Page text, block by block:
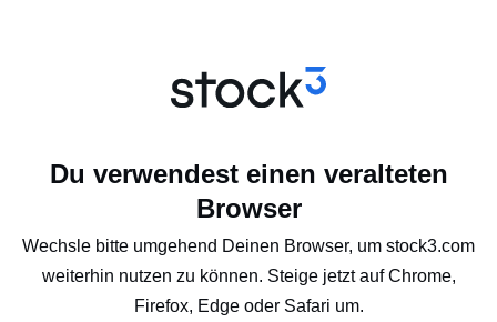
Du verwendest einen veralteten
Browser
Wechsle bitte umgehend Deinen Browser, um stock3.com
weiterhin nutzen zu können. Steige jetzt auf Chrome,
Firefox, Edge oder Safari um.